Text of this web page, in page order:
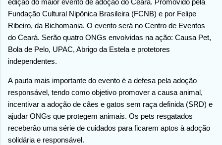
Fundação Cultural Nipônica Brasileira (FCNB) e por Felipe
Ribeiro, da Bichomania. O evento será no Centro de Eventos
do Ceará. Serão quatro ONGs envolvidas na ação: Causa Pet,
Bola de Pelo, UPAC, Abrigo da Estela e protetores
independentes.
A pauta mais importante do evento é a defesa pela adoção
responsável, tendo como objetivo promover a causa animal,
incentivar a adoção de cães e gatos sem raça definida (SRD) e
ajudar ONGs que protegem animais. Os pets resgatados
receberão uma série de cuidados para ficarem aptos à adoção
solidária e responsável.